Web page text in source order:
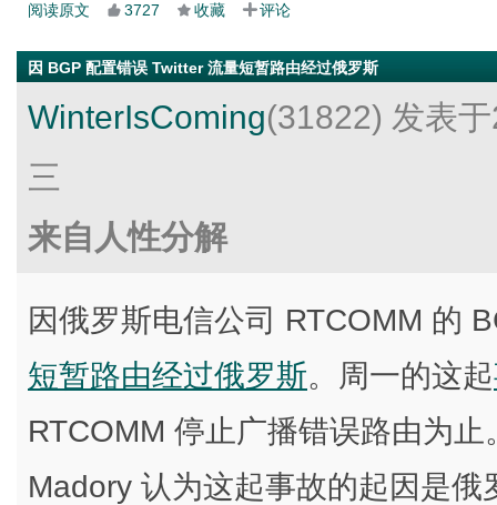
阅读原文 3727 收藏 评论
因 BGP 配置错误 Twitter 流量短暂路由经过俄罗斯
WinterIsComing(31822) 发表
三
来自人性分解
因俄罗斯电信公司 RTCOMM 的
短暂路由经过俄罗斯。周一的这起
RTCOMM 停止广播错误路由为
Madory 认为这起事故的起因是